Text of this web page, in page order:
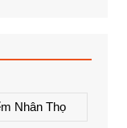
Nhân Thọ